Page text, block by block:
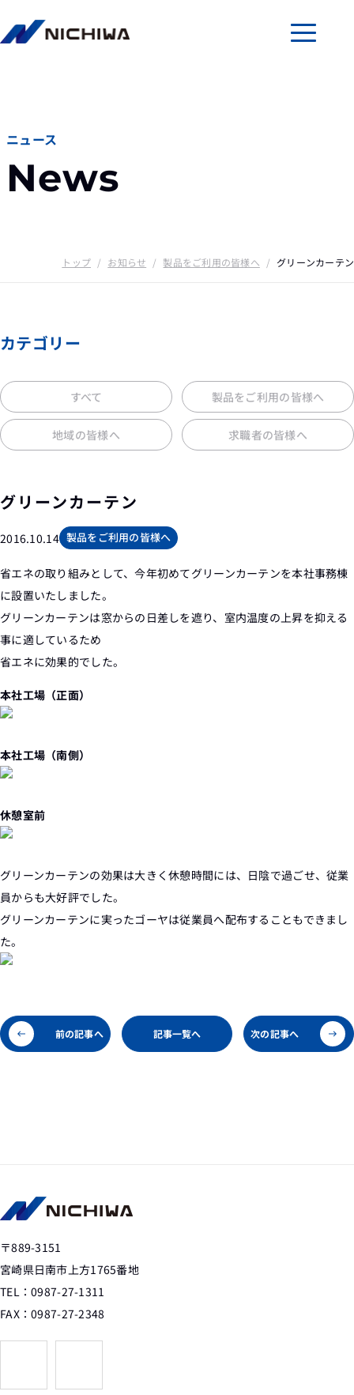
メニューを
ニュース
News
トップ / お知らせ / 製品をご利用の皆様へ / グリーンカーテン
カテゴリー
すべて 製品をご利用の皆様へ
地域の皆様へ 求職者の皆様へ
グリーンカーテン
2016.10.14 製品をご利用の皆様へ
省エネの取り組みとして、今年初めてグリーンカーテンを本社事務棟
に設置いたしました。
グリーンカーテンは窓からの日差しを遮り、室内温度の上昇を抑える
事に適しているため
省エネに効果的でした。
本社工場（正面）
本社工場（南側）
休憩室前
グリーンカーテンの効果は大きく休憩時間には、日陰で過ごせ、従業
員からも大好評でした。
グリーンカーテンに実ったゴーヤは従業員へ配布することもできまし
た。
前の記事へ 記事一覧へ 次の記事へ
〒889-3151
宮崎県日南市上方1765番地
TEL：0987-27-1311
FAX：0987-27-2348